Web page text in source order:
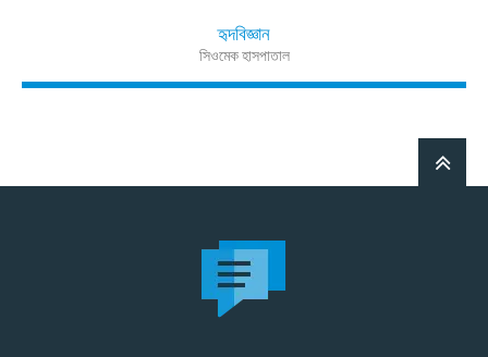
হৃদবিজ্ঞান
সিওমেক হাসপাতাল